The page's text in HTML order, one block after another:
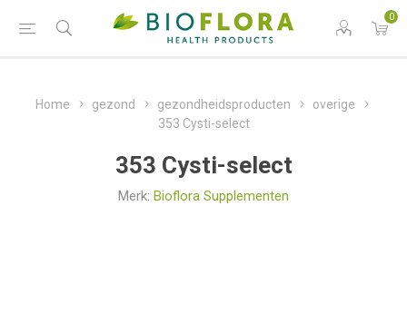
0
Home gezond gezondheidsproducten
overige
353 Cysti-select
353 Cysti-select
Merk: Bioflora Supplementen